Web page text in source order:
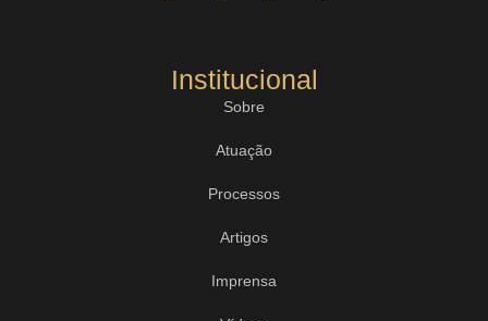
Institucional
Sobre
Atuação
Processos
Artigos
Imprensa